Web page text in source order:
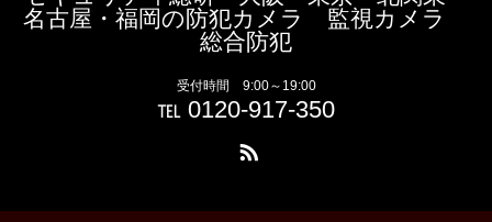
名古屋・福岡の防犯カメラ 監視カメラ
総合防犯
受付時間 9:00～19:00
℡ 0120-917-350